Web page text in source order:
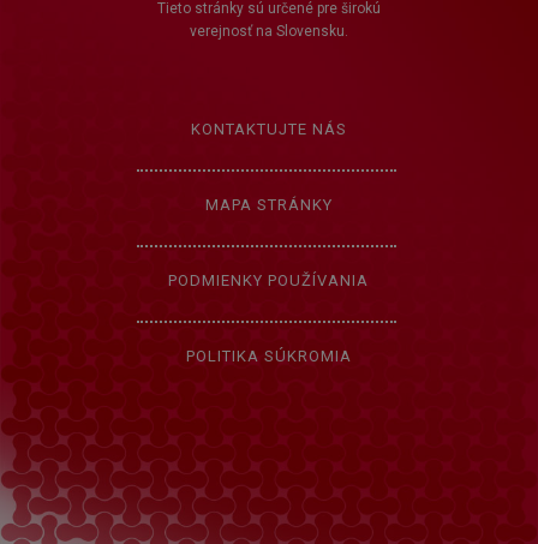
Tieto stránky sú určené pre širokú
verejnosť na Slovensku.
KONTAKTUJTE NÁS
MAPA STRÁNKY
PODMIENKY POUŽÍVANIA
POLITIKA SÚKROMIA